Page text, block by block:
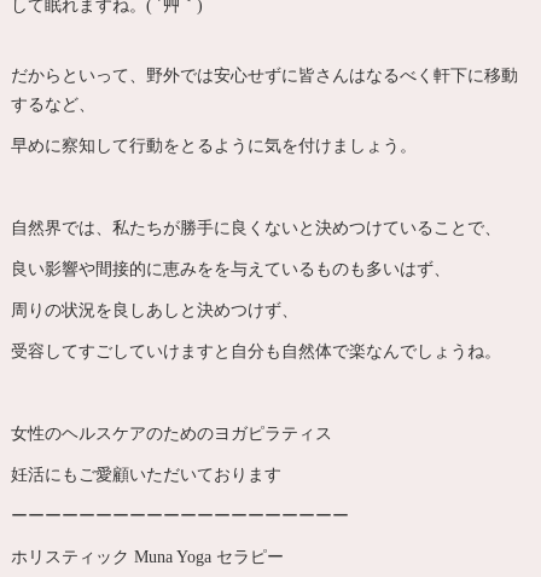
して眠れますね。( ´艸｀)
だからといって、野外では安心せずに皆さんはなるべく軒下に移動
するなど、
早めに察知して行動をとるように気を付けましょう。
自然界では、私たちが勝手に良くないと決めつけていることで、
良い影響や間接的に恵みをを与えているものも多いはず、
周りの状況を良しあしと決めつけず、
受容してすごしていけますと自分も自然体で楽なんでしょうね。
女性のヘルスケアのためのヨガピラティス
妊活にもご愛顧いただいております
ーーーーーーーーーーーーーーーーーーーー
ホリスティック Muna Yoga セラピー